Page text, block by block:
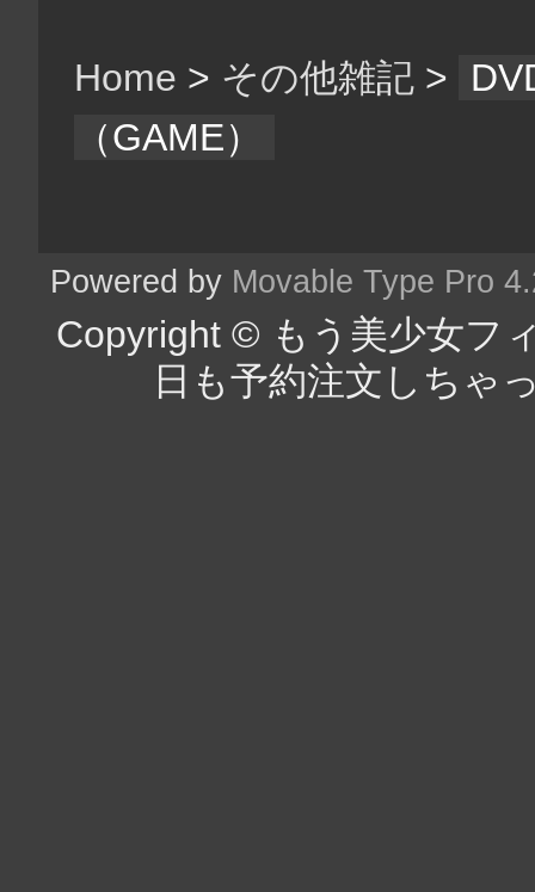
Home > その他雑記 >
（GAME）
Powered by Movable Type Pro
Copyright © もう美少女フ
日も予約注文しちゃ